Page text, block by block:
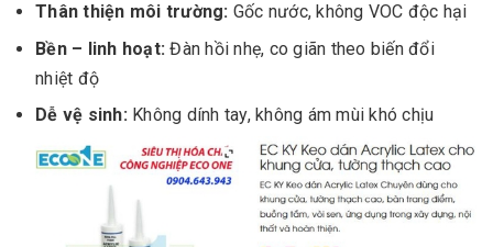
Thân thiện môi trường: Gốc nước, không VOC độc hại
Bền – linh hoạt: Đàn hồi nhẹ, co giãn theo biến đổi
nhiệt độ
Dễ vệ sinh: Không dính tay, không ám mùi khó chịu